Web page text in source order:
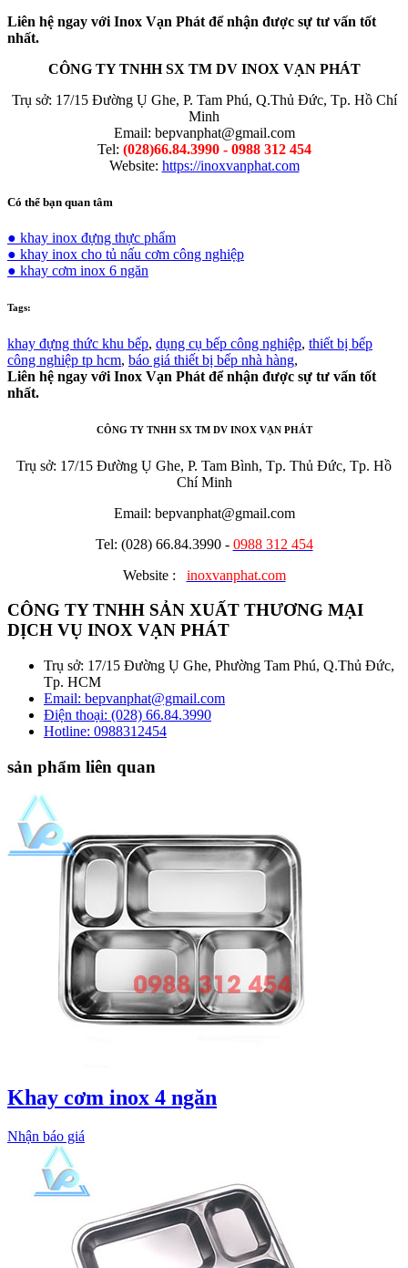
Liên hệ ngay với Inox Vạn Phát để nhận được sự tư vấn tốt
nhất.
CÔNG TY TNHH SX TM DV INOX VẠN PHÁT
Trụ sở: 17/15 Đường Ụ Ghe, P. Tam Phú, Q.Thủ Đức, Tp. Hồ Chí
Minh
Email: bepvanphat@gmail.com
Tel: (028)66.84.3990 - 0988 312 454
Website: https://inoxvanphat.com
Có thể bạn quan tâm
● khay inox đựng thực phẩm
● khay inox cho tủ nấu cơm công nghiệp
● khay cơm inox 6 ngăn
Tags:
khay đựng thức khu bếp, dụng cụ bếp công nghiệp, thiết bị bếp
công nghiệp tp hcm, báo giá thiết bị bếp nhà hàng,
Liên hệ ngay với Inox Vạn Phát để nhận được sự tư vấn tốt
nhất.
CÔNG TY TNHH SX TM DV INOX VẠN PHÁT
Trụ sở: 17/15 Đường Ụ Ghe, P. Tam Bình, Tp. Thủ Đức, Tp. Hồ
Chí Minh
Email: bepvanphat@gmail.com
Tel: (028) 66.84.3990 - 0988 312 454
Website : inoxvanphat.com
CÔNG TY TNHH SẢN XUẤT THƯƠNG MẠI
DỊCH VỤ INOX VẠN PHÁT
Trụ sở: 17/15 Đường Ụ Ghe, Phường Tam Phú, Q.Thủ Đức,
Tp. HCM
Email: bepvanphat@gmail.com
Điện thoại: (028) 66.84.3990
Hotline: 0988312454
sản phẩm liên quan
Khay cơm inox 4 ngăn
Nhận báo giá